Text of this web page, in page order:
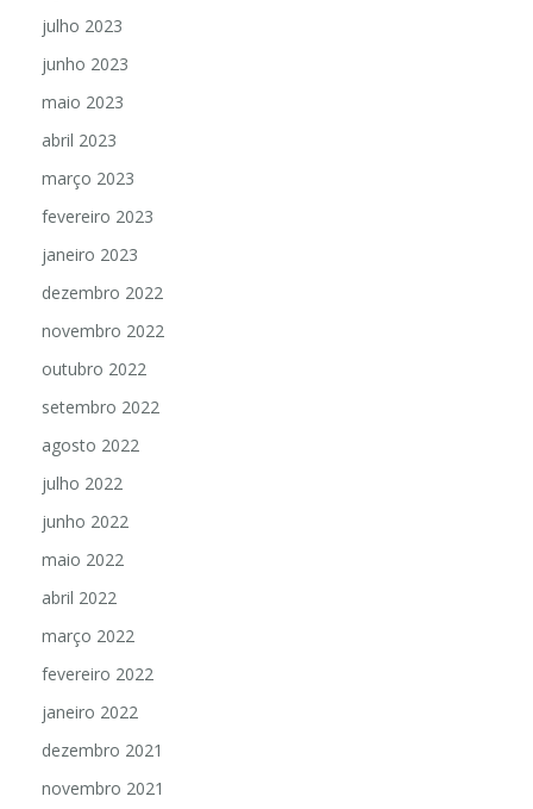
julho 2023
junho 2023
maio 2023
abril 2023
março 2023
fevereiro 2023
janeiro 2023
dezembro 2022
novembro 2022
outubro 2022
setembro 2022
agosto 2022
julho 2022
junho 2022
maio 2022
abril 2022
março 2022
fevereiro 2022
janeiro 2022
dezembro 2021
novembro 2021